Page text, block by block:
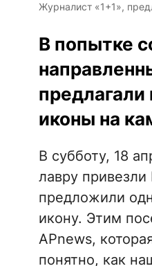
Журналист «1+1»,
В попытке
иконы на
В субботу, 18
лавру привезли
предложили
икону. Этим
APnews,
понятно, как